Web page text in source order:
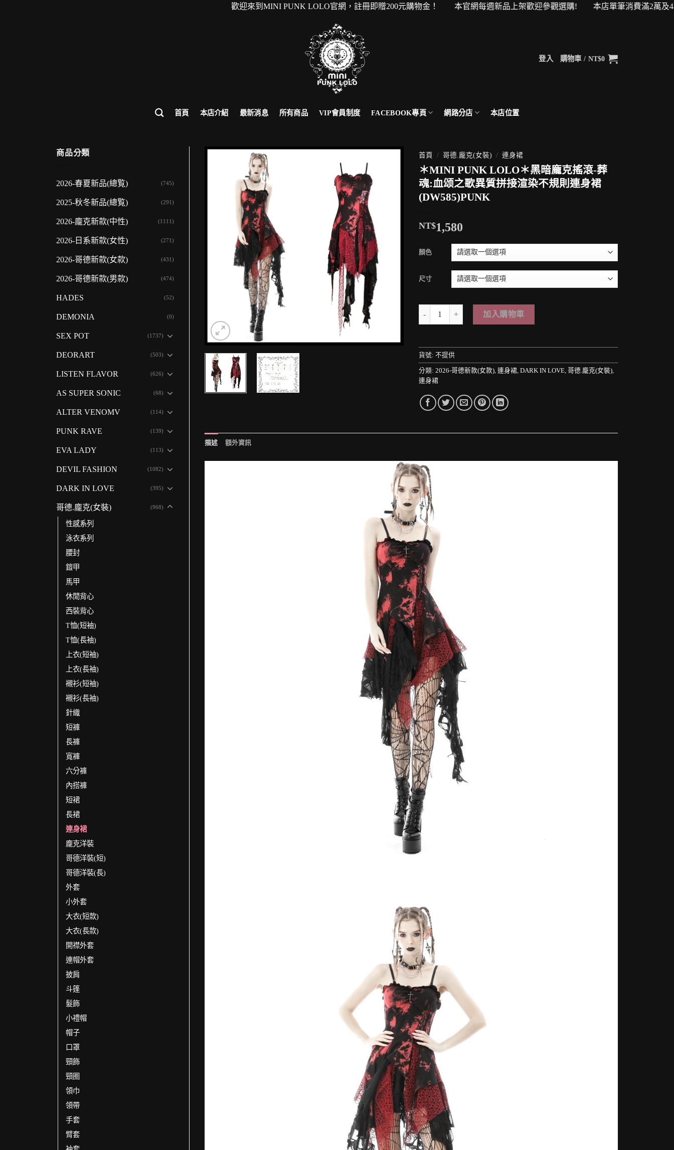
歡迎來到MINI PUNK LOLO官網，註冊即贈200元購物金！ 本官網每週新品上架歡迎參觀選購! 本店單筆消費滿2萬及4萬即
登入 購物車 / NT$0
首頁 本店介紹 最新消息 所有商品 VIP會員制度 FACEBOOK專頁 網路分店 本店位置
商品分類
2026-春夏新品(總覧) (745)
2025-秋冬新品(總覧) (291)
2026-龐克新款(中性) (1111)
2026-日系新款(女性) (271)
2026-哥德新款(女款) (431)
2026-哥德新款(男款) (474)
HADES (52)
DEMONIA (0)
SEX POT (1737)
DEORART (503)
LISTEN FLAVOR (626)
AS SUPER SONIC (68)
ALTER VENOMV (114)
PUNK RAVE (139)
EVA LADY (113)
DEVIL FASHION (1082)
DARK IN LOVE (395)
哥德.龐克(女裝) (968)
性感系列
泳衣系列
腰封
鎧甲
馬甲
休閒背心
西裝背心
T恤(短袖)
T恤(長袖)
上衣(短袖)
上衣(長袖)
襯衫(短袖)
襯衫(長袖)
針織
短褲
長褲
寬褲
六分褲
內搭褲
短裙
長裙
連身裙
龐克洋裝
哥德洋裝(短)
哥德洋裝(長)
外套
小外套
大衣(短款)
大衣(長款)
開襟外套
連帽外套
披肩
斗篷
髮飾
小禮帽
帽子
口罩
頸飾
頸圈
領巾
領帶
手套
臂套
首頁 / 哥德.龐克(女裝) / 連身裙
＊MINI PUNK LOLO＊黑暗龐克搖滾-葬
魂:血颂之歌異質拼接渲染不規則連身裙
(DW585)PUNK
NT$1,580
顏色
尺寸
＊MINI PUNK LOLO＊黑暗龐克搖滾-葬魂:血颂之歌異質拼接渲染不規則連身裙
加入購物車
貨號: 不提供
分類: 2026-哥德新款(女款) 連身裙 DARK IN LOVE 哥德.龐克(女裝)
連身裙
描述 額外資訊